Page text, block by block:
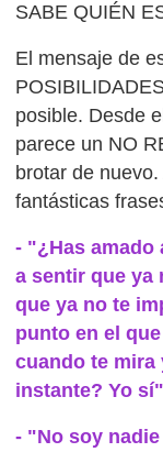
SABE QUIÉN
El mensaje de
posible. Desde el
parece un NO
brotar de
fantásticas
- "¿Has amado
a sentir que ya
que ya no te
punto en el
cuando te mira
instante? Yo
- "No soy